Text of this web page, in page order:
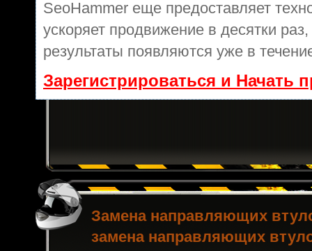
SeoHammer еще предоставляет
ускоряет продвижение в десятки
результаты появляются уже в
Зарегистрироваться и Начать
Замена направляющих
замена направляющих